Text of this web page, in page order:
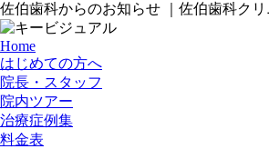
佐伯歯科からのお知らせ ｜佐伯歯科ク
Home
はじめての方へ
院長・スタッフ
院内ツアー
治療症例集
料金表